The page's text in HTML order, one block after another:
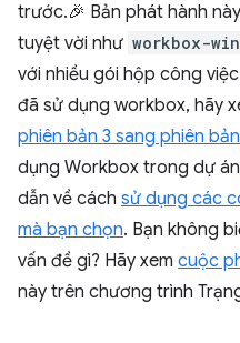
trước.🎉 Bản phát hành
tuyệt vời như workbox-
với nhiều gói hộp công
đã sử dụng workbox, hãy
phiên bản 3 sang phiên
dụng Workbox trong dự
dẫn về cách sử dụng các
mà bạn chọn. Bạn không
vấn đề gì? Hãy xem cuộc
này trên chương trình